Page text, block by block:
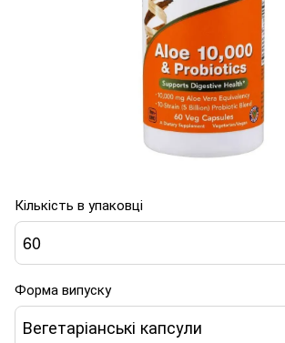
Кількість в упаковці
60
Форма випуску
Вегетаріанські капсули